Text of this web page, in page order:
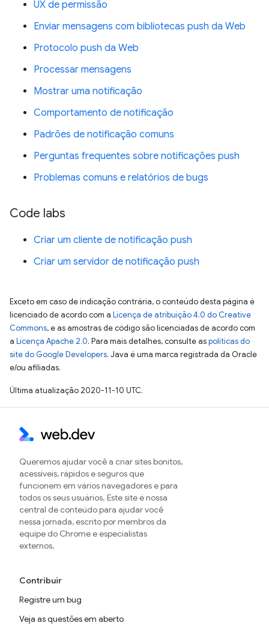
UX de permissão
Enviar mensagens com bibliotecas push da Web
Protocolo push da Web
Processar mensagens
Mostrar uma notificação
Comportamento de notificação
Padrões de notificação comuns
Perguntas frequentes sobre notificações push
Problemas comuns e relatórios de bugs
Code labs
Criar um cliente de notificação push
Criar um servidor de notificação push
Exceto em caso de indicação contrária, o conteúdo desta página é
licenciado de acordo com a Licença de atribuição 4.0 do Creative
Commons, e as amostras de código são licenciadas de acordo com
a Licença Apache 2.0. Para mais detalhes, consulte aspolíticas do
site do Google Developers. Java é uma marca registrada da Oracle
e/ou afiliadas.
Última atualização 2020-11-10 UTC.
Queremos ajudar você a criar sites bonitos,
acessíveis, rápidos e seguros que
funcionem em vários navegadores e para
todos os seus usuários. Este site é nossa
central de conteúdo para ajudar você
nessa jornada, escrito por membros da
equipe do Chrome e especialistas
externos.
Contribuir
Registre um bug
Veja as questões em aberto